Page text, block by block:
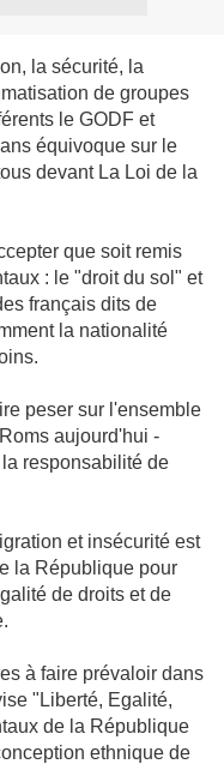
la sécurité, la
de groupes
le GODF et
équivoque sur le
devant La Loi de la
que soit remis
: le "droit du sol" et
français dits de
la nationalité
peser sur l'ensemble
aujourd'hui -
responsabilité de
et insécurité est
la République pour
de droits et de
à faire prévaloir dans
"Liberté, Egalité,
de la République
ethnique de